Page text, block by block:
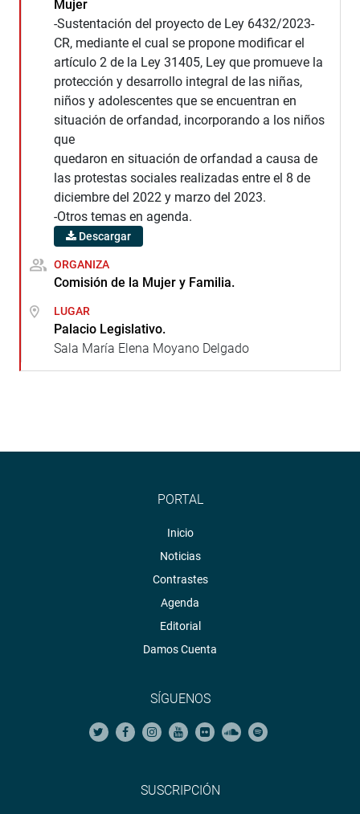
Mujer
-Sustentación del proyecto de Ley 6432/2023-
CR, mediante el cual se propone modificar el
artículo 2 de la Ley 31405, Ley que promueve la
protección y desarrollo integral de las niñas,
niños y adolescentes que se encuentran en
situación de orfandad, incorporando a los niños
que
quedaron en situación de orfandad a causa de
las protestas sociales realizadas entre el 8 de
diciembre del 2022 y marzo del 2023.
-Otros temas en agenda.
Descargar
ORGANIZA
Comisión de la Mujer y Familia.
LUGAR
Palacio Legislativo.
Sala María Elena Moyano Delgado
PORTAL
Inicio
Noticias
Contrastes
Agenda
Editorial
Damos Cuenta
SÍGUENOS
SUSCRIPCIÓN